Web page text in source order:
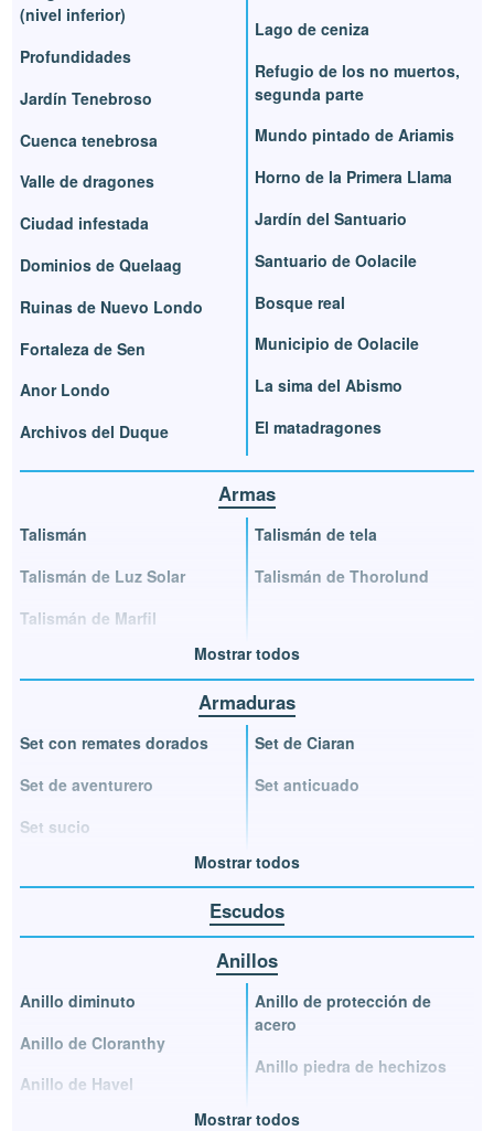
(nivel inferior)
Profundidades
Jardín Tenebroso
Cuenca tenebrosa
Valle de dragones
Ciudad infestada
Dominios de Quelaag
Ruinas de Nuevo Londo
Fortaleza de Sen
Anor Londo
Archivos del Duque
Lago de ceniza
Refugio de los no muertos,
segunda parte
Mundo pintado de Ariamis
Horno de la Primera Llama
Jardín del Santuario
Santuario de Oolacile
Bosque real
Municipio de Oolacile
La sima del Abismo
El matadragones
Armas
Talismán
Talismán de Luz Solar
Talismán de Marfil
Talismán de tela
Talismán de Thorolund
Mostrar todos
Armaduras
Set con remates dorados
Set de aventurero
Set sucio
Set de Ciaran
Set anticuado
Mostrar todos
Escudos
Anillos
Anillo diminuto
Anillo de Cloranthy
Anillo de Havel
Anillo de protección de
acero
Anillo piedra de hechizos
Mostrar todos